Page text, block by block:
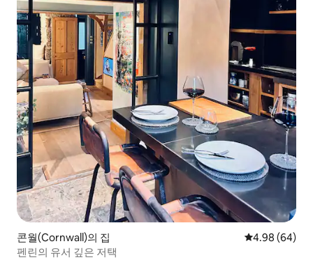
콘월(Cornwall)의 집 평점 4.98점(5
4.98 (64)
펜린의 유서 깊은 저택